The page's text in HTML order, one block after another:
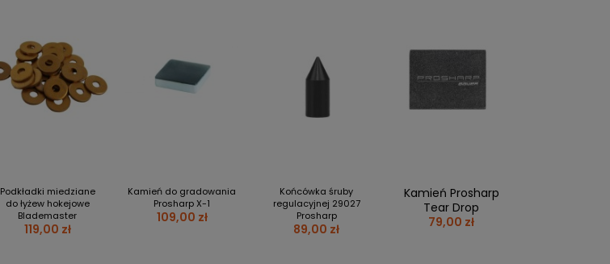
Podkładki miedziane
do łyżew hokejowe
Blademaster
119,00 zł
Kamień do gradowania
Prosharp X-1
109,00 zł
Końcówka śruby
regulacyjnej 29027
Prosharp
89,00 zł
Kamień Prosharp
Tear Drop
79,00 zł